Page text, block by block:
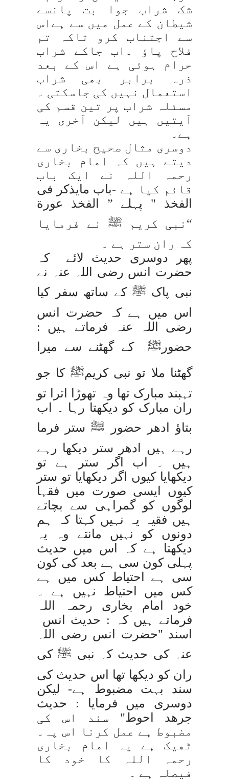
شک شراب جوا بت پانسے
شیطان کے عمل میں سے ہےاس
سے اجتناب کرو تاکہ تم
فلاح پاؤ ۔اب جاکے شراب
حرام ہوئی ہے اس کے بعد
ذرہ برابر بھی شراب
استعمال نہیں کی جاسکتی ۔
مسئلہ شراب پر تین قسم کی
آیتیں ہیں لیکن آخری یہ
ہے۔
دوسری مثال صحیح بخاری سے
دیتے ہیں کہ امام بخاری
رحمہ اللہ نے ایک باب
قائم کیا ہے -باب مایذکر فی
الفخذ " پہلے ”
الفخذ عورة
“نبی کریم ﷺ نے فرمایا
کہ ران ستر ہے ۔
پھر دوسری حدیث لائے کہ
حضرت انس رضی اللہ عنہ نے
نبی پاک ﷺ کے ساتھ سفر کیا
اس میں ہے کہ حضرت انس
رضی اللہ عنہ فرماتے ہیں :
حضورﷺ کے گھٹنے سے میرا
گھٹنا ملا تو نبی کریمﷺ کا جو
تہبند مبارک تھا وہ تھوڑا اترا تو
ران مبارک کو دیکھتا رہا ۔ اب
بتاؤ ادھر حضور ﷺ ستر فرما
رہے ہیں ادھر ستر دیکھا رہے
ہیں ۔ اب اگر ستر ہے تو
دیکھایا کیوں اگر دیکھایا تو ستر
کیوں ایسی صورت میں فقہا
لوگوں کو گمراہی سے بچاتے
ہیں فقیہ یہ نہیں کہتا کہ ہم
دونوں کو نہیں مانتے وہ یہ
دیکھتا ہے کہ اس میں حدیث
پہلی کون سی ہے بعد کی کون
سی ہے احتیاط کس میں ہے
کس میں احتیاط نہیں ہے ۔
خود امام بخاری رحمہ اللہ
فرماتے ہیں کہ : حدیث انس
اسند "حضرت انس رضی اللہ
عنہ کی حدیث کہ نبی ﷺ کی
ران کو دیکھا تھا اس حدیث کی
سند بہت مضبوط ہے- لیکن
دوسری میں فرمایا : حدیث
جرھد احوط" سند اس کی
مضبوط ہے عمل کرنا اس پہ۔
ٹھیک ہے یہ امام بخاری
رحمہ اللہ کا خود کا
فیصلہ ہے ۔